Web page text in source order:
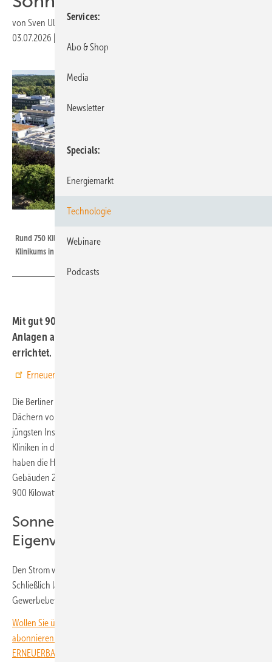
von Sven Ullrich
03.07.2026
Rund 750 Kilowatt leisten die Module auf den Dächern des Humboldt-
Klinikums in Berlin-Reinickendorf.
Mit gut 900 Kilowatt haben die Berliner Stadtwerke zwei
Anlagen auf den Dächern der beiden Kliniken in Berlin
errichtet. Der Strom wird komplett vor Ort genutzt.
Erneuerbare Energien bei Google bevorzugen
Die Berliner Stadtwerke treiben den Ausbau der Photovoltaik auf
Dächern von öffentlich genutzten Gebäuden weiter voran. Die
jüngsten Installationen entstanden auf den Dächern der Vivantes-
Kliniken in den Stadtteilen Reinickendorf und Schöneberg. Insgesamt
haben die Handwerker im Auftrag der Stadtwerke auf beiden
Gebäuden 2.049 Solarmodule mit einer Gesamtleistung von mehr als
900 Kilowatt montiert.
Sonnenstrom für den
Eigenverbrauch
Den Strom werden die beiden Klinken komplett vor Ort verbrauchen.
Schließlich läuft der Krankenhausbetrieb – anders als in vielen
Gewerbebetrieben – jeden Tag des Jahres rund um die Uhr.
Wollen Sie über die Energiewende auf dem Laufenden bleiben? Dann
abonnieren Sie einfach den kostenlosen Newsletter von
ERNEUERBARE ENERGIEN – dem größten verbandsunabhängigen
Services
Abo & Shop
Media
Newsletter
Specials
Energiemarkt
Technologie
Webinare
Podcasts